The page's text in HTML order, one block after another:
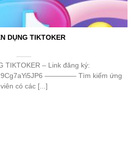
DỤNG TIKTOKER
TIKTOKER – Link đăng ký:
————– Tìm kiếm ứng
viên có các [...]